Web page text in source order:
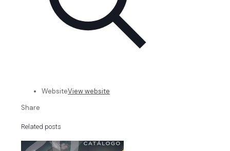
WebsiteView website
Share
Related posts